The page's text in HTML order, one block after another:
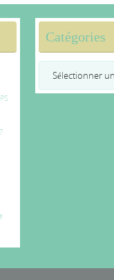
Catégories